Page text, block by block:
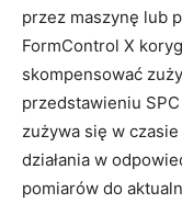
przez maszynę lub
FormControl X
skompensować
przedstawieniu
zużywa się w
działania w
pomiarów do